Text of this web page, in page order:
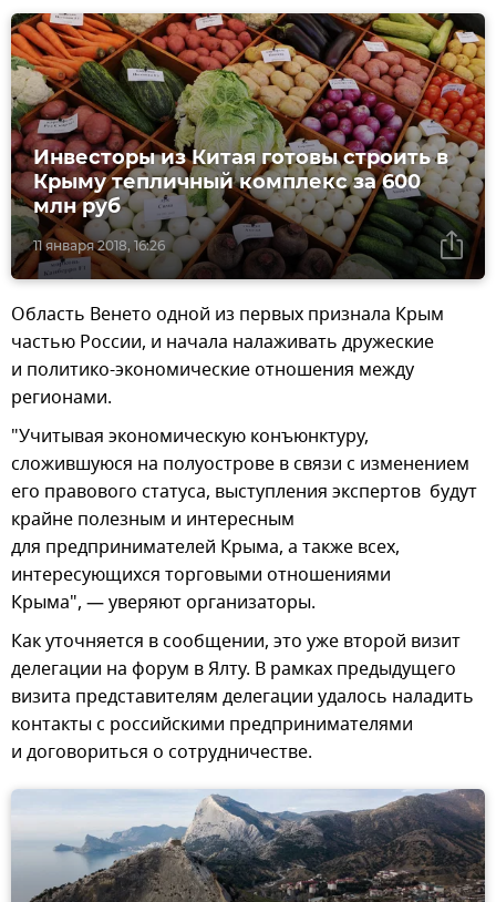
11 января 2018, 16:26
Инвесторы из Китая готовы строить в
Крыму тепличный комплекс за 600
млн руб
Область Венето одной из первых признала Крым
частью России, и начала налаживать дружеские
и политико-экономические отношения между
регионами.
"Учитывая экономическую конъюнктуру,
сложившуюся на полуострове в связи с изменением
его правового статуса, выступления экспертов будут
крайне полезным и интересным
для предпринимателей Крыма, а также всех,
интересующихся торговыми отношениями
Крыма", — уверяют организаторы.
Как уточняется в сообщении, это уже второй визит
делегации на форум в Ялту. В рамках предыдущего
визита представителям делегации удалось наладить
контакты с российскими предпринимателями
и договориться о сотрудничестве.